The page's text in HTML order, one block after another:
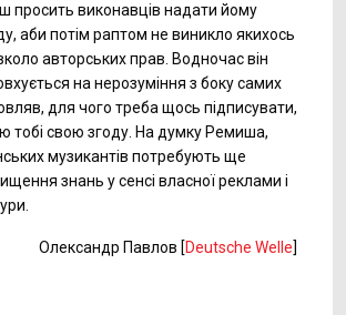
просить виконавців надати йому
аби потім раптом не виникло якихось
авторських прав. Водночас він
на нерозуміння з боку самих
для чого треба щось підписувати,
тобі свою згоду. На думку Ремиша,
музикантів потребують ще
знань у сенсі власної реклами і
Олександр Павлов [Deutsche Welle]